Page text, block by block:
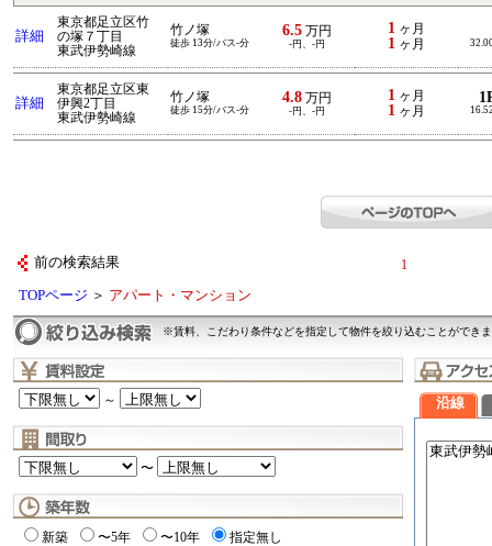
詳細
東京都足立区竹
の塚７丁目
東武伊勢崎線
竹ノ塚
徒歩 13分/バス-分
6.5 万円
-円、-円
1 ヶ月
1 ヶ月
詳細
東京都足立区東
伊興2丁目
東武伊勢崎線
竹ノ塚
徒歩 15分/バス-分
4.8 万円
-円、-円
1 ヶ月
1 ヶ月
前の検索結果 1
TOPページ ＞ アパート・マンション
※賃料、こだわり条件などを指定して物件を絞り込むことができ
～
〜
新築 〜5年 〜10年 指定無し
沿線